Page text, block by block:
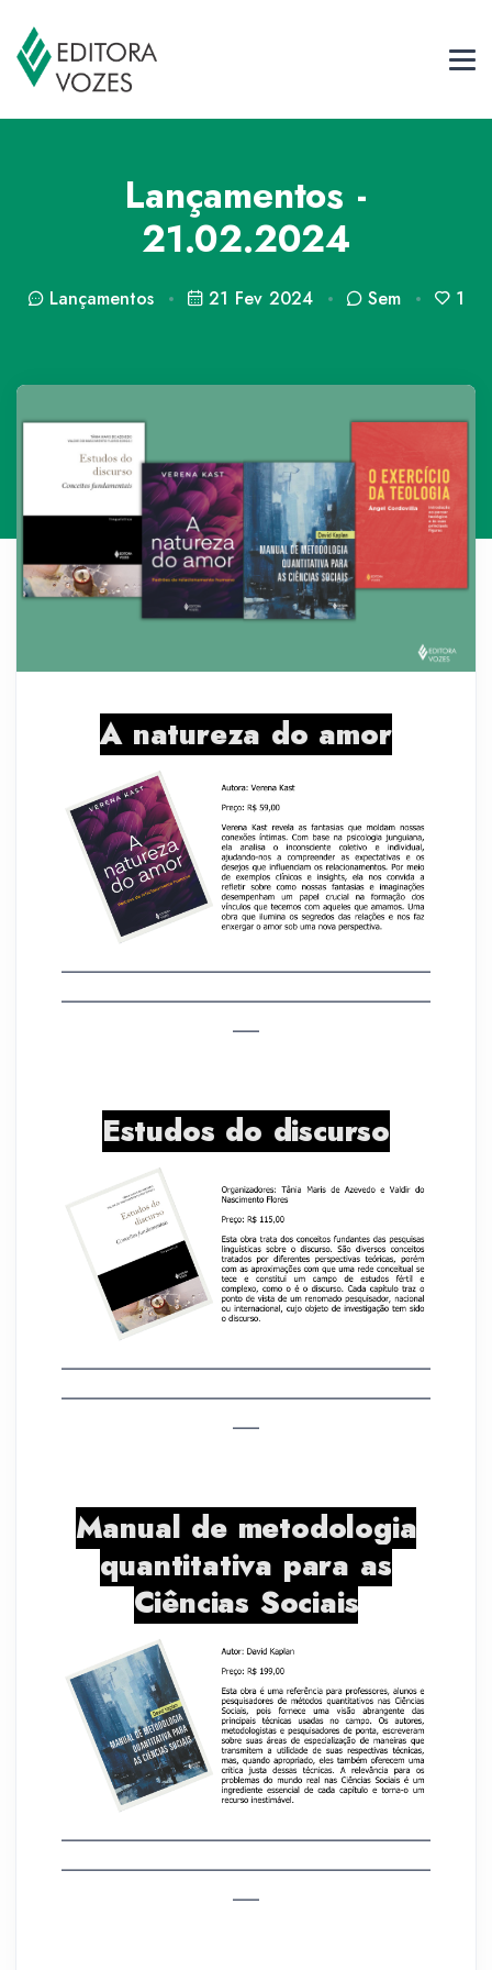
Lançamentos -
21.02.2024
Lançamentos 21 Fev 2024 Sem 1
A natureza do amor
__________________________________________
__________________________________________
___
Estudos do discurso
__________________________________________
__________________________________________
___
Manual de metodologia
quantitativa para as
Ciências Sociais
__________________________________________
__________________________________________
___